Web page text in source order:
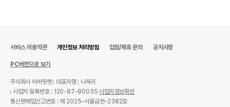
서비스 이용약관 개인정보 처리방침 입점/제휴 문의 공지사항
PC버전으로 보기
주식회사 어바웃펫
대표자명 : 나옥귀
사업자 등록번호 : 120-87-90035사업자정보확인
통신판매업신고번호 : 제 2025-서울금천-2382호